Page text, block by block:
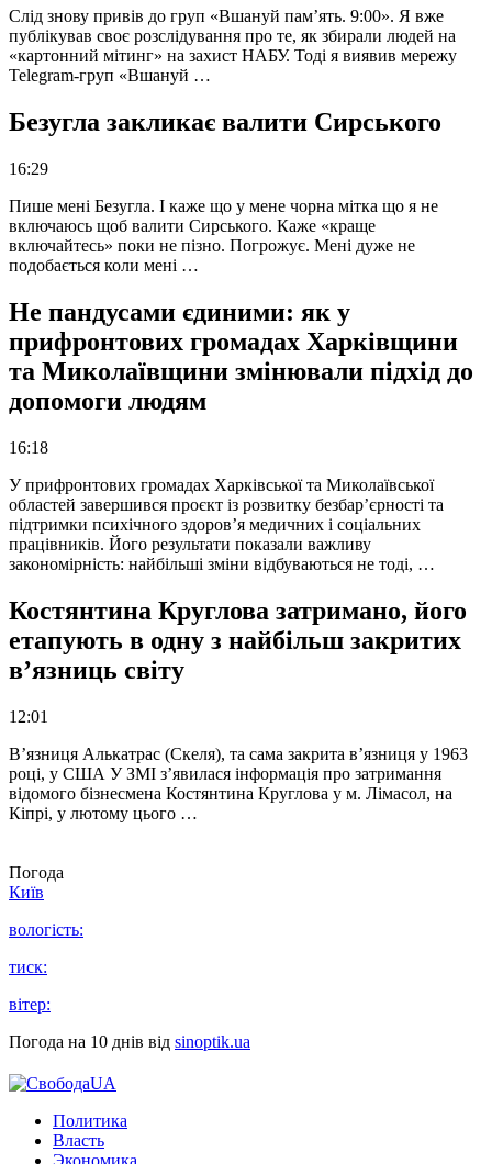
Слід знову привів до груп «Вшануй пам’ять. 9:00». Я вже
публікував своє розслідування про те, як збирали людей на
«картонний мітинг» на захист НАБУ. Тоді я виявив мережу
Telegram-груп «Вшануй …
Безугла закликає валити Сирського
16:29
Пише мені Безугла. І каже що у мене чорна мітка що я не
включаюсь щоб валити Сирського. Каже «краще
включайтесь» поки не пізно. Погрожує. Мені дуже не
подобається коли мені …
Не пандусами єдиними: як у
прифронтових громадах Харківщини
та Миколаївщини змінювали підхід до
допомоги людям
16:18
У прифронтових громадах Харківської та Миколаївської
областей завершився проєкт із розвитку безбар’єрності та
підтримки психічного здоров’я медичних і соціальних
працівників. Його результати показали важливу
закономірність: найбільші зміни відбуваються не тоді, …
Костянтина Круглова затримано, його
етапують в одну з найбільш закритих
в’язниць світу
12:01
В’язниця Алькатрас (Скеля), та сама закрита в’язниця у 1963
році, у США У ЗМІ з’явилася інформація про затримання
відомого бізнесмена Костянтина Круглова у м. Лімасол, на
Кіпрі, у лютому цього …
Погода
Київ
вологість:
тиск:
вітер:
Погода на 10 днів від sinoptik.ua
Политика
Власть
Экономика